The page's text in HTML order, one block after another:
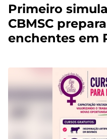
Primeiro
CBMSC
enchentes em